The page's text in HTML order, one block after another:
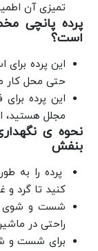
تمیزی آن
پرده پانچی
است؟
این پرده برای
حتی محل
این پرده
مجلل هستید،
نحوه ی
بنفش
پرده را به
کنید تا گرد و
شست و شوی
راحتی در
برای شست و